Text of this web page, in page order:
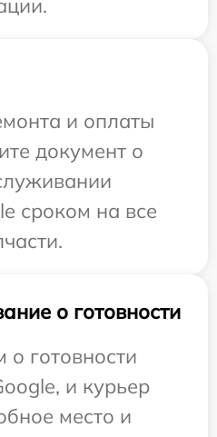
и оплаты
документ о
сроком на все
о готовности
готовности
и курьер
место и